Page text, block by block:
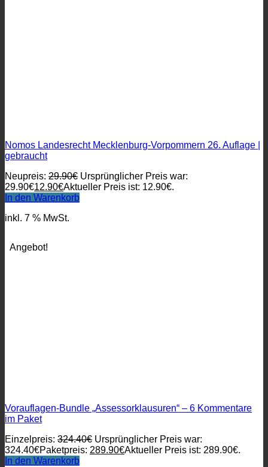
Nomos Landesrecht Mecklenburg-Vorpommern 26. Auflage |
gebraucht
Neupreis: 29.90€ Ursprünglicher Preis war:
29.90€12.90€Aktueller Preis ist: 12.90€.
In den Warenkorb
inkl. 7 % MwSt.
Angebot!
Vorauflagen-Bundle „Assessorklausuren“ – 6 Kommentare
im Paket
Einzelpreis: 324.40€ Ursprünglicher Preis war:
324.40€Paketpreis: 289.90€Aktueller Preis ist: 289.90€.
In den Warenkorb